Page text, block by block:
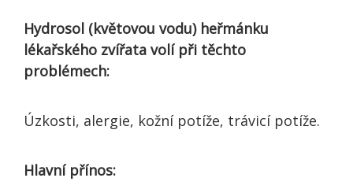
Hydrosol (květovou vodu) heřmánku
lékařského zvířata volí při těchto
problémech:
Úzkosti, alergie, kožní potíže, trávicí potíže.
Hlavní přínos: